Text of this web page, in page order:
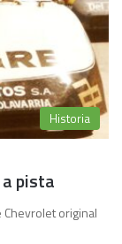
Historia
a pista
Chevrolet original